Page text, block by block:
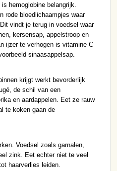
hemoglobine belangrijk.
rode bloedlichaampjes waar
vindt je terug in voedsel waar
kersensap, appelstroop en
ijzer te verhogen is vitamine C
sinaasappelsap.
krijgt werkt bevorderlijk
de schil van een
en aardappelen. Eet ze rauw
te koken gaan de
Voedsel zoals garnalen,
zink. Eet echter niet te veel
haarverlies leiden.